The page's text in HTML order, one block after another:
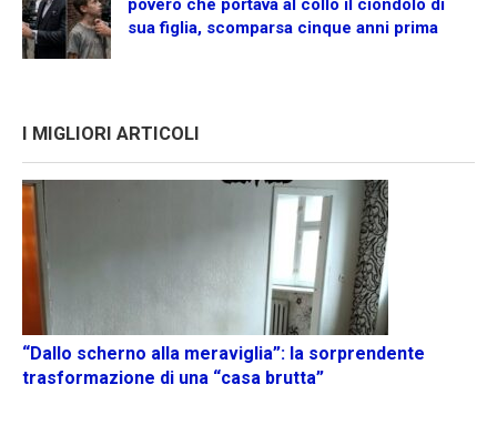
povero che portava al collo il ciondolo di
sua figlia, scomparsa cinque anni prima
I MIGLIORI ARTICOLI
“Dallo scherno alla meraviglia”: la sorprendente
trasformazione di una “casa brutta”